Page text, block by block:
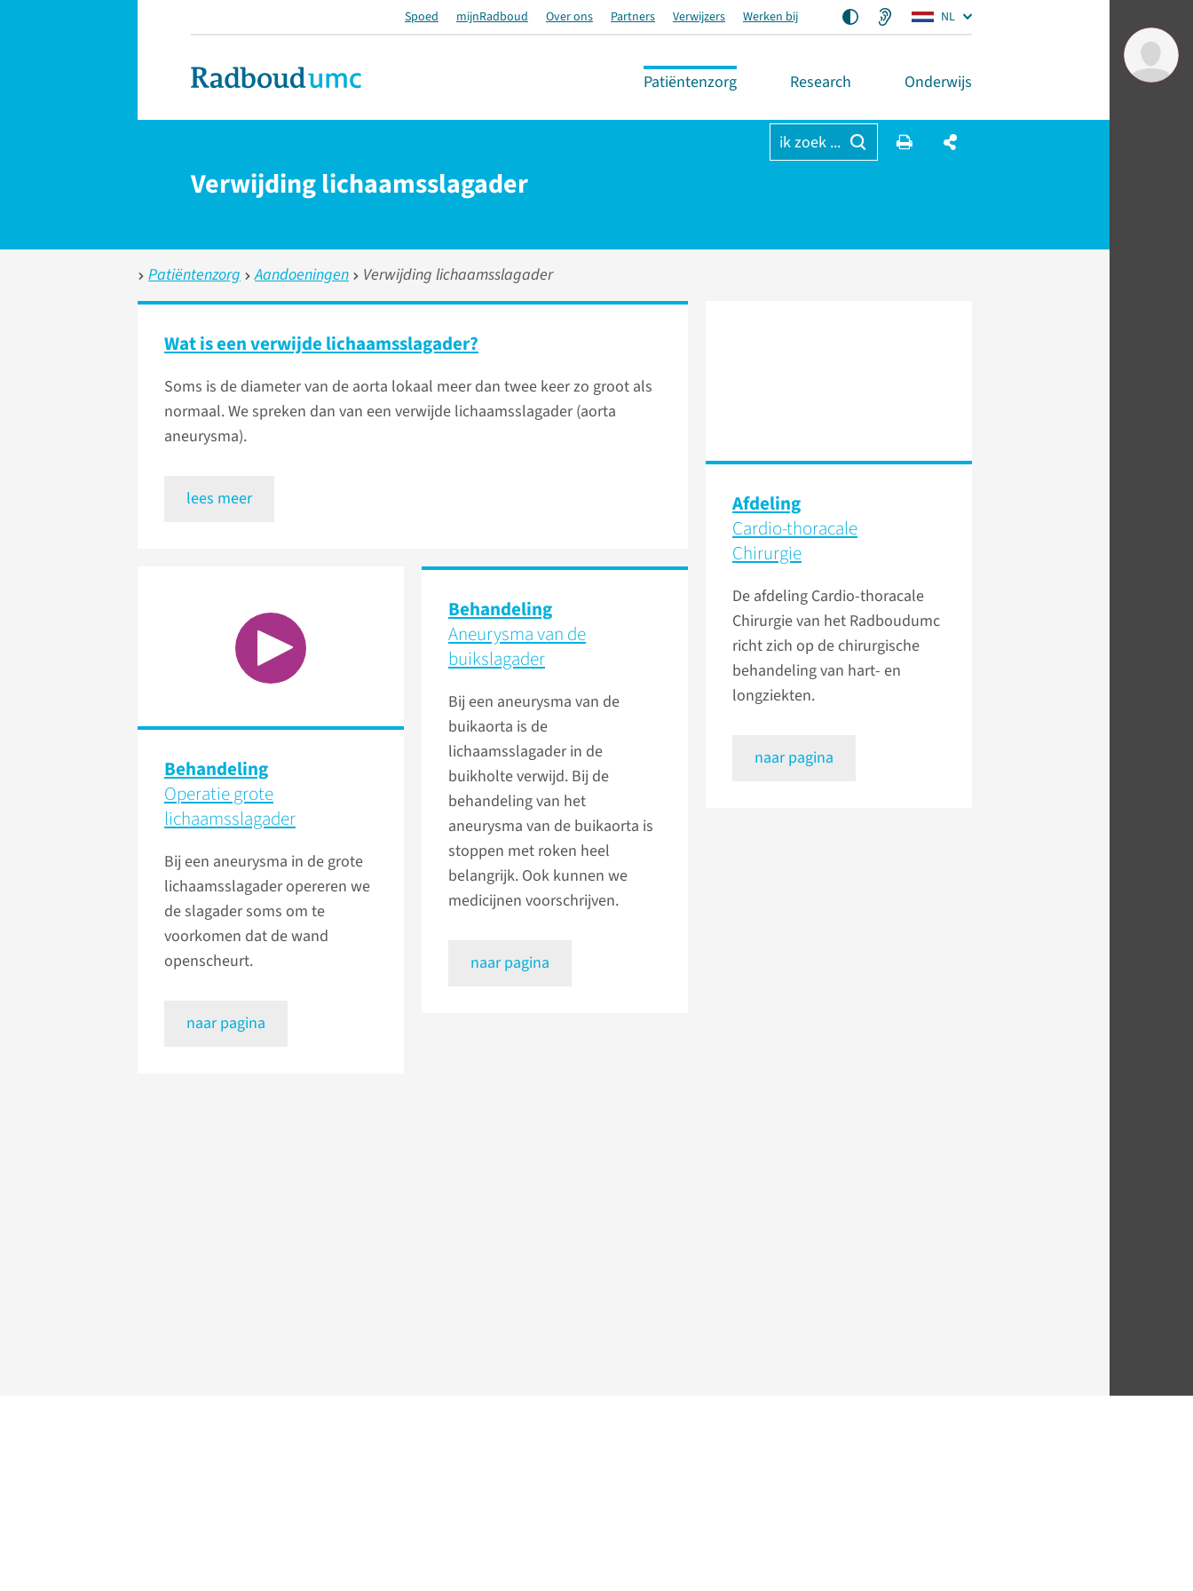
Spoed mijnRadboud Over ons Partners Verwijzers Werken bij NL
Patiëntenzorg Research Onderwijs
ik zoek ...
Verwijding lichaamsslagader
Patiëntenzorg Aandoeningen Verwijding lichaamsslagader
Wat is een verwijde lichaamsslagader?
Soms is de diameter van de aorta lokaal meer dan twee keer zo groot als
normaal. We spreken dan van een verwijde lichaamsslagader (aorta
aneurysma).
lees meer
Afdeling
Cardio-thoracale
Chirurgie
De afdeling Cardio-thoracale
Chirurgie van het Radboudumc
richt zich op de chirurgische
behandeling van hart- en
longziekten.
naar pagina
Behandeling
Operatie grote
lichaamsslagader
Bij een aneurysma in de grote
lichaamsslagader opereren we
de slagader soms om te
voorkomen dat de wand
openscheurt.
naar pagina
Behandeling
Aneurysma van de
buikslagader
Bij een aneurysma van de
buikaorta is de
lichaamsslagader in de
buikholte verwijd. Bij de
behandeling van het
aneurysma van de buikaorta is
stoppen met roken heel
belangrijk. Ook kunnen we
medicijnen voorschrijven.
naar pagina